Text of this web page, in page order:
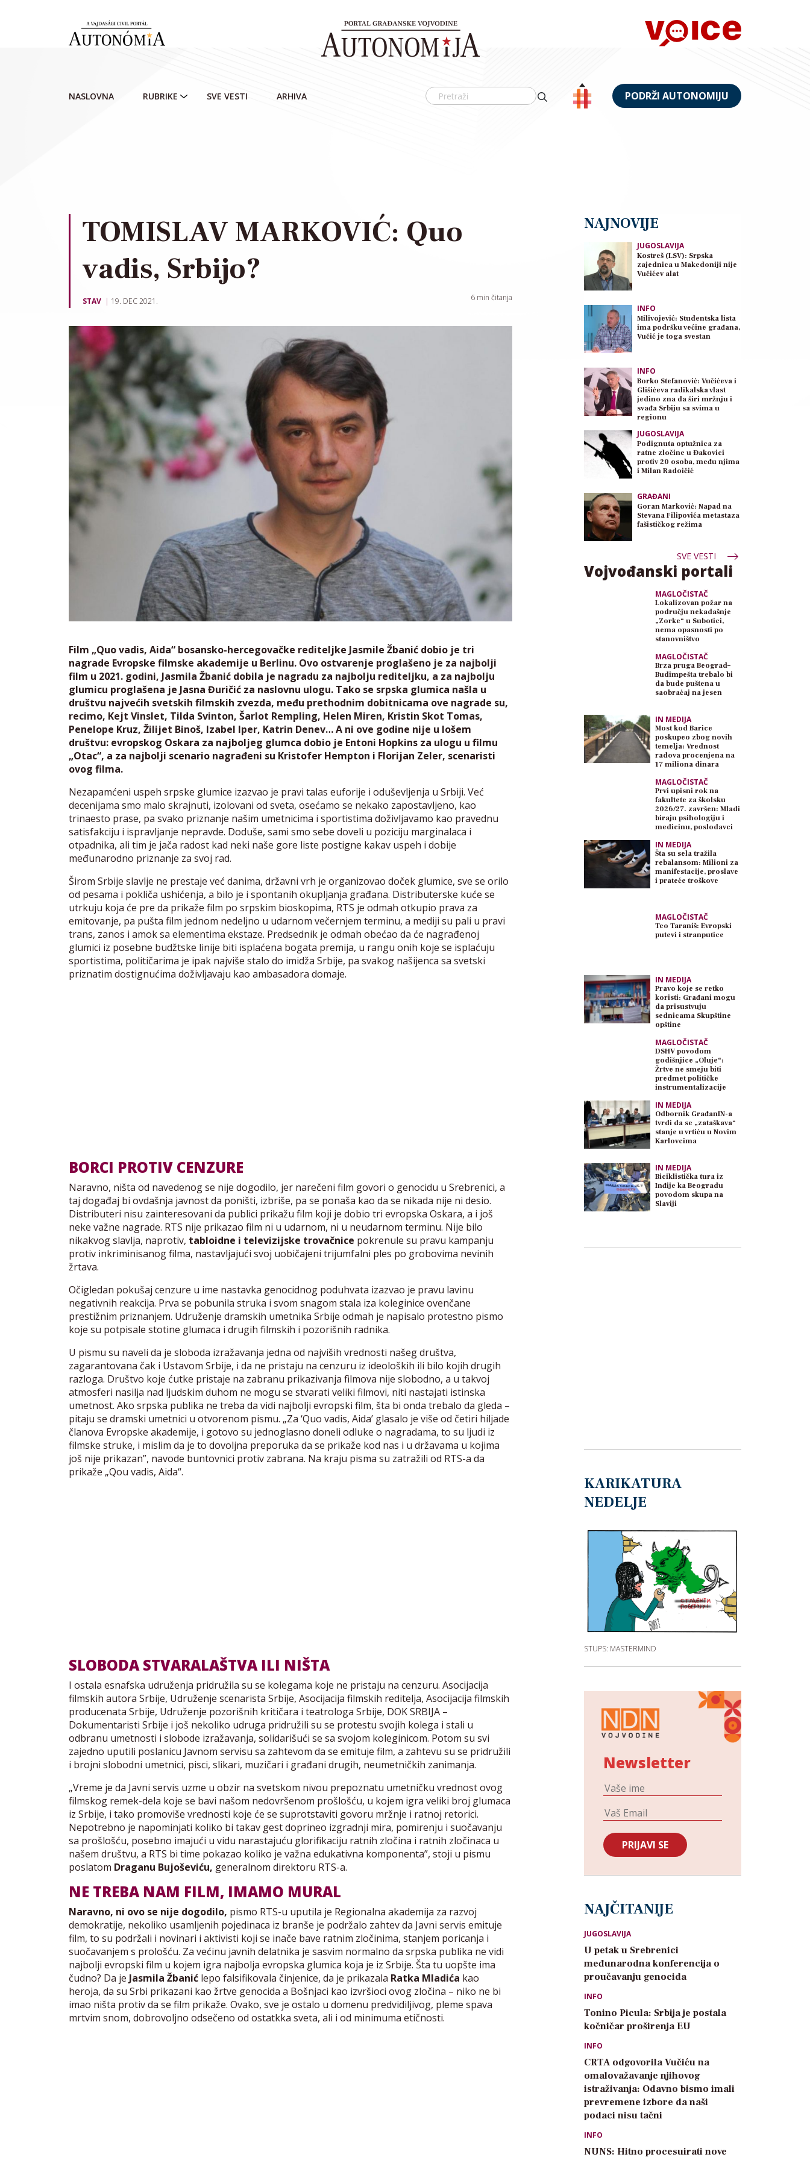
NASLOVNA RUBRIKE SVE VESTI ARHIVA PODRŽI AUTONOMIJU
TOMISLAV MARKOVIĆ: Quo
vadis, Srbijo?
STAV 19. DEC 2021. 6 min čitanja
Film „Quo vadis, Aida“ bosansko-hercegovačke rediteljke Jasmile Žbanić dobio je tri
nagrade Evropske filmske akademije u Berlinu. Ovo ostvarenje proglašeno je za najbolji
film u 2021. godini, Jasmila Žbanić dobila je nagradu za najbolju rediteljku, a za najbolju
glumicu proglašena je Jasna Đuričić za naslovnu ulogu. Tako se srpska glumica našla u
društvu najvećih svetskih filmskih zvezda, među prethodnim dobitnicama ove nagrade su,
recimo, Kejt Vinslet, Tilda Svinton, Šarlot Rempling, Helen Miren, Kristin Skot Tomas,
Penelope Kruz, Žilijet Binoš, Izabel Iper, Katrin Denev… A ni ove godine nije u lošem
društvu: evropskog Oskara za najboljeg glumca dobio je Entoni Hopkins za ulogu u filmu
„Otac“, a za najbolji scenario nagrađeni su Kristofer Hempton i Florijan Zeler, scenaristi
ovog filma.
Nezapamćeni uspeh srpske glumice izazvao je pravi talas euforije i oduševljenja u Srbiji. Već
decenijama smo malo skrajnuti, izolovani od sveta, osećamo se nekako zapostavljeno, kao
trinaesto prase, pa svako priznanje našim umetnicima i sportistima doživljavamo kao pravednu
satisfakciju i ispravljanje nepravde. Doduše, sami smo sebe doveli u poziciju marginalaca i
otpadnika, ali tim je jača radost kad neki naše gore liste postigne kakav uspeh i dobije
međunarodno priznanje za svoj rad.
Širom Srbije slavlje ne prestaje već danima, državni vrh je organizovao doček glumice, sve se orilo
od pesama i pokliča ushićenja, a bilo je i spontanih okupljanja građana. Distributerske kuće se
utrkuju koja će pre da prikaže film po srpskim bioskopima, RTS je odmah otkupio prava za
emitovanje, pa pušta film jednom nedeljno u udarnom večernjem terminu, a mediji su pali u pravi
trans, zanos i amok sa elementima ekstaze. Predsednik je odmah obećao da će nagrađenoj
glumici iz posebne budžtske linije biti isplaćena bogata premija, u rangu onih koje se isplaćuju
sportistima, političarima je ipak najviše stalo do imidža Srbije, pa svakog našijenca sa svetski
priznatim dostignućima doživljavaju kao ambasadora domaje.
BORCI PROTIV CENZURE
Naravno, ništa od navedenog se nije dogodilo, jer narečeni film govori o genocidu u Srebrenici, a
taj događaj bi ovdašnja javnost da poništi, izbriše, pa se ponaša kao da se nikada nije ni desio.
Distributeri nisu zainteresovani da publici prikažu film koji je dobio tri evropska Oskara, a i još
neke važne nagrade. RTS nije prikazao film ni u udarnom, ni u neudarnom terminu. Nije bilo
nikakvog slavlja, naprotiv, tabloidne i televizijske trovačnice pokrenule su pravu kampanju
protiv inkriminisanog filma, nastavljajući svoj uobičajeni trijumfalni ples po grobovima nevinih
žrtava.
Očigledan pokušaj cenzure u ime nastavka genocidnog poduhvata izazvao je pravu lavinu
negativnih reakcija. Prva se pobunila struka i svom snagom stala iza koleginice ovenčane
prestižnim priznanjem. Udruženje dramskih umetnika Srbije odmah je napisalo protestno pismo
koje su potpisale stotine glumaca i drugih filmskih i pozorišnih radnika.
U pismu su naveli da je sloboda izražavanja jedna od najviših vrednosti našeg društva,
zagarantovana čak i Ustavom Srbije, i da ne pristaju na cenzuru iz ideoloških ili bilo kojih drugih
razloga. Društvo koje ćutke pristaje na zabranu prikazivanja filmova nije slobodno, a u takvoj
atmosferi nasilja nad ljudskim duhom ne mogu se stvarati veliki filmovi, niti nastajati istinska
umetnost. Ako srpska publika ne treba da vidi najbolji evropski film, šta bi onda trebalo da gleda –
pitaju se dramski umetnici u otvorenom pismu. „Za ‘Quo vadis, Aida’ glasalo je više od četiri hiljade
članova Evropske akademije, i gotovo su jednoglasno doneli odluke o nagradama, to su ljudi iz
filmske struke, i mislim da je to dovoljna preporuka da se prikaže kod nas i u državama u kojima
još nije prikazan”, navode buntovnici protiv zabrana. Na kraju pisma su zatražili od RTS-a da
prikaže „Qou vadis, Aida“.
SLOBODA STVARALAŠTVA ILI NIŠTA
I ostala esnafska udruženja pridružila su se kolegama koje ne pristaju na cenzuru. Asocijacija
filmskih autora Srbije, Udruženje scenarista Srbije, Asocijacija filmskih reditelja, Asocijacija filmskih
producenata Srbije, Udruženje pozorišnih kritičara i teatrologa Srbije, DOK SRBIJA –
Dokumentaristi Srbije i još nekoliko udruga pridružili su se protestu svojih kolega i stali u
odbranu umetnosti i slobode izražavanja, solidarišući se sa svojom koleginicom. Potom su svi
zajedno uputili poslanicu Javnom servisu sa zahtevom da se emituje film, a zahtevu su se pridružili
i brojni slobodni umetnici, pisci, slikari, muzičari i građani drugih, neumetničkih zanimanja.
„Vreme je da Javni servis uzme u obzir na svetskom nivou prepoznatu umetničku vrednost ovog
filmskog remek-dela koje se bavi našom nedovršenom prošlošću, u kojem igra veliki broj glumaca
iz Srbije, i tako promoviše vrednosti koje će se suprotstaviti govoru mržnje i ratnoj retorici.
Nepotrebno je napominjati koliko bi takav gest doprineo izgradnji mira, pomirenju i suočavanju
sa prošlošću, posebno imajući u vidu narastajuću glorifikaciju ratnih zločina i ratnih zločinaca u
našem društvu, a RTS bi time pokazao koliko je važna edukativna komponenta”, stoji u pismu
poslatom Draganu Bujoševiću, generalnom direktoru RTS-a.
NE TREBA NAM FILM, IMAMO MURAL
Naravno, ni ovo se nije dogodilo, pismo RTS-u uputila je Regionalna akademija za razvoj
demokratije, nekoliko usamljenih pojedinaca iz branše je podržalo zahtev da Javni servis emituje
film, to su podržali i novinari i aktivisti koji se inače bave ratnim zločinima, stanjem poricanja i
suočavanjem s prološću. Za većinu javnih delatnika je sasvim normalno da srpska publika ne vidi
najbolji evropski film u kojem igra najbolja evropska glumica koja je iz Srbije. Šta tu uopšte ima
čudno? Da je Jasmila Žbanić lepo falsifikovala činjenice, da je prikazala Ratka Mladića kao
heroja, da su Srbi prikazani kao žrtve genocida a Bošnjaci kao izvršioci ovog zločina – niko ne bi
imao ništa protiv da se film prikaže. Ovako, sve je ostalo u domenu predvidiljivog, pleme spava
mrtvim snom, dobrovoljno odsečeno od ostatkka sveta, ali i od minimuma etičnosti.
NAJNOVIJE
JUGOSLAVIJA
Kostreš (LSV): Srpska
zajednica u Makedoniji nije
Vučićev alat
INFO
Milivojević: Studentska lista
ima podršku većine građana,
Vučić je toga svestan
INFO
Borko Stefanović: Vučićeva i
Glišićeva radikalska vlast
jedino zna da širi mržnju i
svađa Srbiju sa svima u
regionu
JUGOSLAVIJA
Podignuta optužnica za
ratne zločine u Đakovici
protiv 20 osoba, među njima
i Milan Radoičić
GRAĐANI
Goran Marković: Napad na
Stevana Filipovića metastaza
fašističkog režima
SVE VESTI
Vojvođanski portali
MAGLOČISTAČ
Lokalizovan požar na
području nekadašnje
„Zorke“ u Subotici,
nema opasnosti po
stanovništvo
MAGLOČISTAČ
Brza pruga Beograd–
Budimpešta trebalo bi
da bude puštena u
saobraćaj na jesen
IN MEDIJA
Most kod Barice
poskupeo zbog novih
temelja: Vrednost
radova procenjena na
17 miliona dinara
MAGLOČISTAČ
Prvi upisni rok na
fakultete za školsku
2026/27. završen: Mladi
biraju psihologiju i
medicinu, poslodavci
IN MEDIJA
Šta su sela tražila
rebalansom: Milioni za
manifestacije, proslave
i prateće troškove
MAGLOČISTAČ
Teo Taraniš: Evropski
putevi i stranputice
IN MEDIJA
Pravo koje se retko
koristi: Građani mogu
da prisustvuju
sednicama Skupštine
opštine
MAGLOČISTAČ
DSHV povodom
godišnjice „Oluje“:
Žrtve ne smeju biti
predmet političke
instrumentalizacije
IN MEDIJA
Odbornik GrađanIN-a
tvrdi da se „zataškava“
stanje u vrtiću u Novim
Karlovcima
IN MEDIJA
Biciklistička tura iz
Inđije ka Beogradu
povodom skupa na
Slaviji
KARIKATURA
NEDELJE
STUPS: MASTERMIND
Newsletter
NAJČITANIJE
JUGOSLAVIJA
U petak u Srebrenici
međunarodna konferencija o
proučavanju genocida
INFO
Tonino Picula: Srbija je postala
kočničar proširenja EU
INFO
CRTA odgovorila Vučiću na
omalovažavanje njihovog
istraživanja: Odavno bismo imali
prevremene izbore da naši
podaci nisu tačni
INFO
NUNS: Hitno procesuirati nove